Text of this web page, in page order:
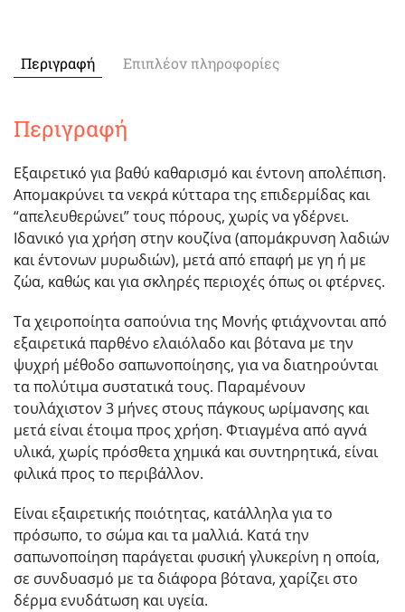
για
απολέπιση
Περιγραφή Επιπλέον πληροφορίες
Περιγραφή
Εξαιρετικό για βαθύ καθαρισμό και έντονη απολέπιση.
Απομακρύνει τα νεκρά κύτταρα της επιδερμίδας και
“απελευθερώνει” τους πόρους, χωρίς να γδέρνει.
Ιδανικό για χρήση στην κουζίνα (απομάκρυνση λαδιών
και έντονων μυρωδιών), μετά από επαφή με γη ή με
ζώα, καθώς και για σκληρές περιοχές όπως οι φτέρνες.
Τα χειροποίητα σαπούνια της Μονής φτιάχνονται από
εξαιρετικά παρθένο ελαιόλαδο και βότανα με την
ψυχρή μέθοδο σαπωνοποίησης, για να διατηρούνται
τα πολύτιμα συστατικά τους. Παραμένουν
τουλάχιστον 3 μήνες στους πάγκους ωρίμανσης και
μετά είναι έτοιμα προς χρήση. Φτιαγμένα από αγνά
υλικά, χωρίς πρόσθετα χημικά και συντηρητικά, είναι
φιλικά προς το περιβάλλον.
Είναι εξαιρετικής ποιότητας, κατάλληλα για το
πρόσωπο, το σώμα και τα μαλλιά. Κατά την
σαπωνοποίηση παράγεται φυσική γλυκερίνη η οποία,
σε συνδυασμό με τα διάφορα βότανα, χαρίζει στο
δέρμα ενυδάτωση και υγεία.